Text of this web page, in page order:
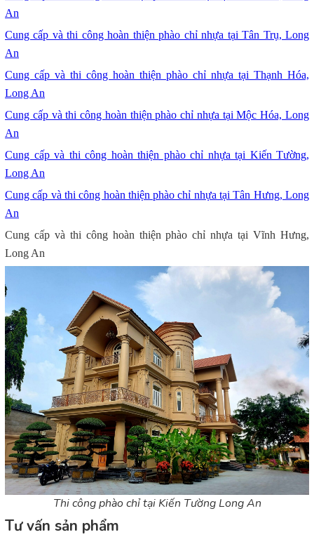
An
Cung cấp và thi công hoàn thiện phào chỉ nhựa tại Tân Trụ, Long
An
Cung cấp và thi công hoàn thiện phào chỉ nhựa tại Thạnh Hóa,
Long An
Cung cấp và thi công hoàn thiện phào chỉ nhựa tại Mộc Hóa, Long
An
Cung cấp và thi công hoàn thiện phào chỉ nhựa tại Kiến Tường,
Long An
Cung cấp và thi công hoàn thiện phào chỉ nhựa tại Tân Hưng, Long
An
Cung cấp và thi công hoàn thiện phào chỉ nhựa tại Vĩnh Hưng,
Long An
Thi công phào chỉ tại Kiến Tường Long An
Tư vấn sản phẩm